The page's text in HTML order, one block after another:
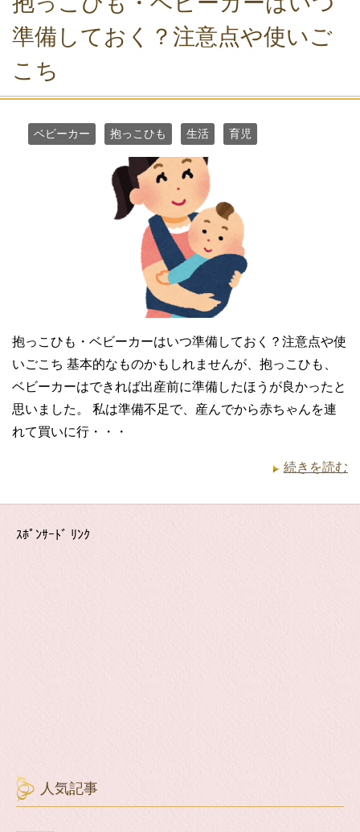
準備しておく？注意点や使いご
こち
ベビーカー 抱っこひも 生活 育児
抱っこひも・ベビーカーはいつ準備しておく？注意点や使
いごこち 基本的なものかもしれませんが、抱っこひも、
ベビーカーはできれば出産前に準備したほうが良かったと
思いました。 私は準備不足で、産んでから赤ちゃんを連
れて買いに行・・・
続きを読む
ｽﾎﾟﾝｻｰﾄﾞ ﾘﾝｸ
人気記事